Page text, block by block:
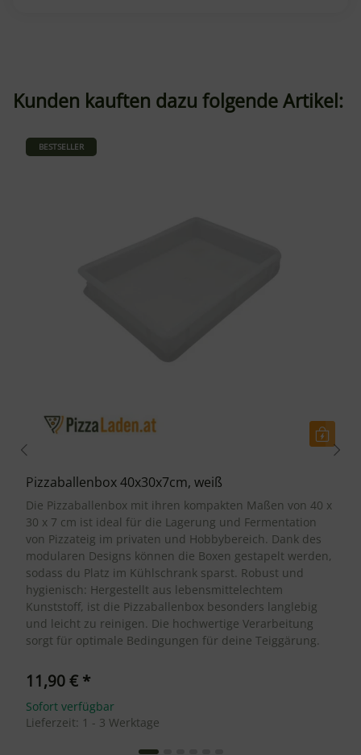
Kunden kauften dazu folgende Artikel:
BESTSELLER
Pizzaballenbox 40x30x7cm, weiß
Die Pizzaballenbox mit ihren kompakten Maßen von 40 x
30 x 7 cm ist ideal für die Lagerung und Fermentation
von Pizzateig im privaten und Hobbybereich. Dank des
modularen Designs können die Boxen gestapelt werden,
sodass du Platz im Kühlschrank sparst. Robust und
hygienisch: Hergestellt aus lebensmittelechtem
Kunststoff, ist die Pizzaballenbox besonders langlebig
und leicht zu reinigen. Die hochwertige Verarbeitung
sorgt für optimale Bedingungen für deine Teiggärung.
11,90 € *
Sofort verfügbar
Lieferzeit: 1 - 3 Werktage